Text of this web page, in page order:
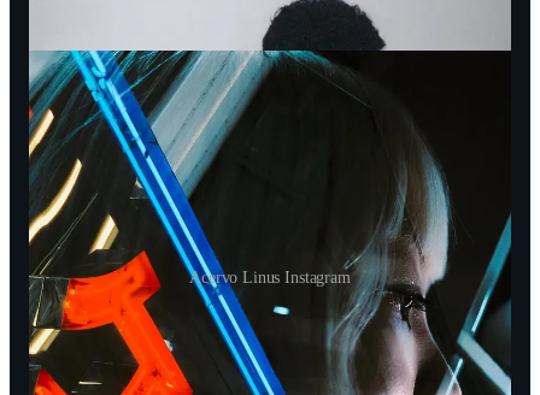
Acervo Linus Instagram
Enquanto Damm usava oPunctum
para nos mostrar a
realidade crua, Linus usa a técnica para criar um “sonho
lúcido”. Ele sobrepõe camadas de significado, criando uma
imagem que nosso cérebro sabe que é impossível, mas nosso